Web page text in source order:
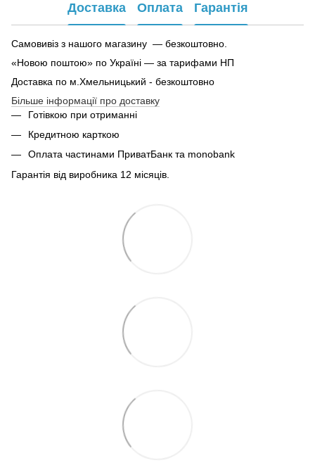
Доставка Оплата Гарантія
Самовивіз з нашого магазину — безкоштовно.
«Новою поштою» по Україні — за тарифами НП
Доставка по м.Хмельницький - безкоштовно
Більше інформації про доставку
Готівкою при отриманні
Кредитною карткою
Оплата частинами ПриватБанк та monobank
Гарантія від виробника 12 місяців.